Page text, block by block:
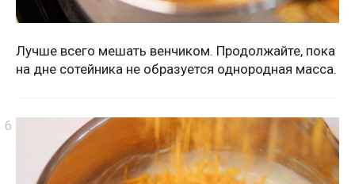
Лучше всего мешать венчиком. Продолжайте, пока
на дне сотейника не образуется однородная масса.